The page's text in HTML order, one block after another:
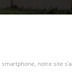
notre site